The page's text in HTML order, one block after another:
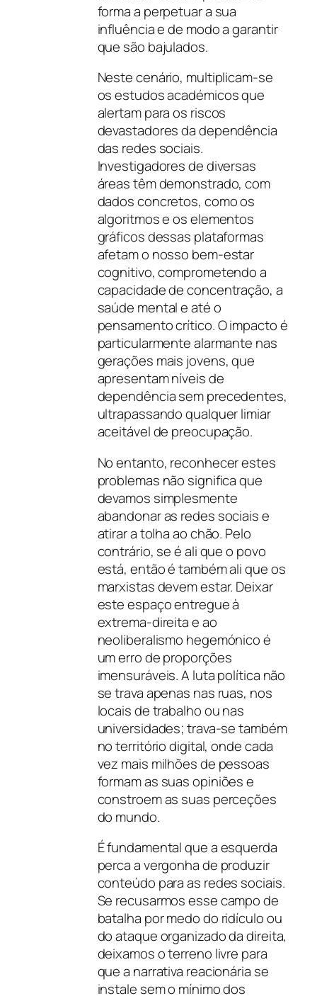
forma a perpetuar a sua
influência e de modo a garantir
que são bajulados.
Neste cenário, multiplicam-se
os estudos académicos que
alertam para os riscos
devastadores da dependência
das redes sociais.
Investigadores de diversas
áreas têm demonstrado, com
dados concretos, como os
algoritmos e os elementos
gráficos dessas plataformas
afetam o nosso bem-estar
cognitivo, comprometendo a
capacidade de concentração, a
saúde mental e até o
pensamento crítico. O impacto é
particularmente alarmante nas
gerações mais jovens, que
apresentam níveis de
dependência sem precedentes,
ultrapassando qualquer limiar
aceitável de preocupação.
No entanto, reconhecer estes
problemas não significa que
devamos simplesmente
abandonar as redes sociais e
atirar a tolha ao chão. Pelo
contrário, se é ali que o povo
está, então é também ali que os
marxistas devem estar. Deixar
este espaço entregue à
extrema-direita e ao
neoliberalismo hegemónico é
um erro de proporções
imensuráveis. A luta política não
se trava apenas nas ruas, nos
locais de trabalho ou nas
universidades; trava-se também
no território digital, onde cada
vez mais milhões de pessoas
formam as suas opiniões e
constroem as suas perceções
do mundo.
É fundamental que a esquerda
perca a vergonha de produzir
conteúdo para as redes sociais.
Se recusarmos esse campo de
batalha por medo do ridículo ou
do ataque organizado da direita,
deixamos o terreno livre para
que a narrativa reacionária se
instale sem o mínimo dos